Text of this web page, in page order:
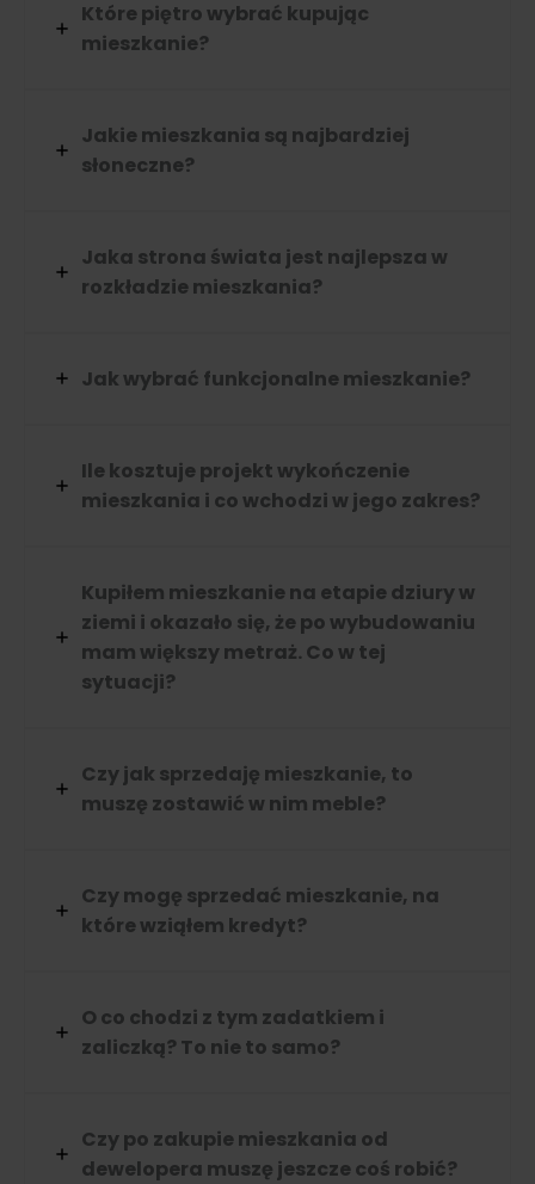
Które piętro wybrać kupując
mieszkanie?
Jakie mieszkania są najbardziej
słoneczne?
Jaka strona świata jest najlepsza w
rozkładzie mieszkania?
Jak wybrać funkcjonalne mieszkanie?
Ile kosztuje projekt wykończenie
mieszkania i co wchodzi w jego zakres?
Kupiłem mieszkanie na etapie dziury w
ziemi i okazało się, że po wybudowaniu
mam większy metraż. Co w tej
sytuacji?
Czy jak sprzedaję mieszkanie, to
muszę zostawić w nim meble?
Czy mogę sprzedać mieszkanie, na
które wziąłem kredyt?
O co chodzi z tym zadatkiem i
zaliczką? To nie to samo?
Czy po zakupie mieszkania od
dewelopera muszę jeszcze coś robić?